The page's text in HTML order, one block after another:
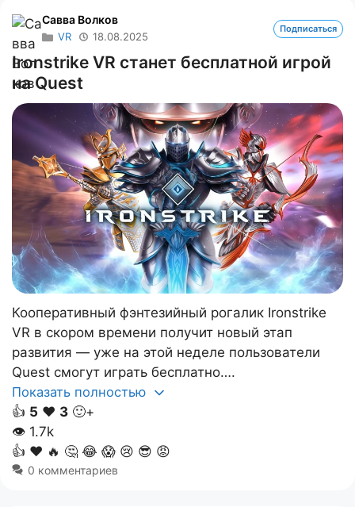
Савва Волков
VR 18.08.2025
Подписаться
Ironstrike VR станет бесплатной игрой
на Quest
Кооперативный фэнтезийный рогалик Ironstrike
VR в скором времени получит новый этап
развития — уже на этой неделе пользователи
Quest смогут играть бесплатно….
Показать полностью
👍 5 ❤️ 3 🙂+
👁 1.7k
👍 ❤️ 🔥 🤔 😂 😱 😢 😎 😡
0 комментариев